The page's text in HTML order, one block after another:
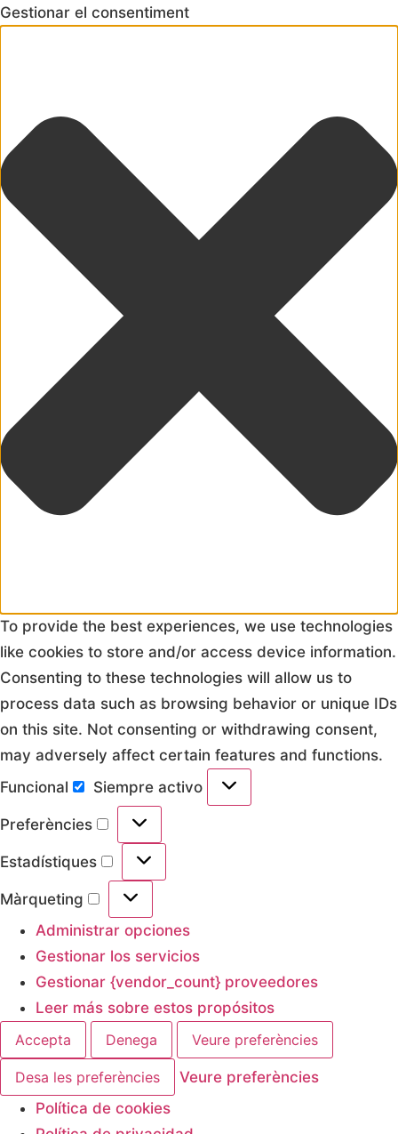
Gestionar el consentiment
To provide the best experiences, we use technologies
like cookies to store and/or access device information.
Consenting to these technologies will allow us to
process data such as browsing behavior or unique IDs
on this site. Not consenting or withdrawing consent,
may adversely affect certain features and functions.
Funcional
Siempre activo
Preferències
Estadístiques
Màrqueting
Administrar opciones
Gestionar los servicios
Gestionar {vendor_count} proveedores
Leer más sobre estos propósitos
Accepta
Denega Veure preferències
Desa les preferències
Veure preferències
Política de cookies